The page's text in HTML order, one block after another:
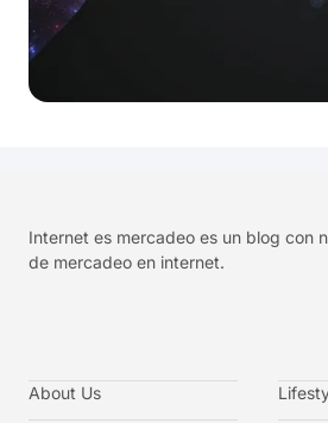
Internet es mercadeo es un blog con
de mercadeo en internet.
About Us